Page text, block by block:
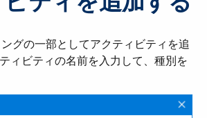
グの一部としてアクティビティを追
ィビティの名前を入力して、種別を